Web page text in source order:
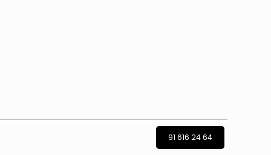
91 616 24 64